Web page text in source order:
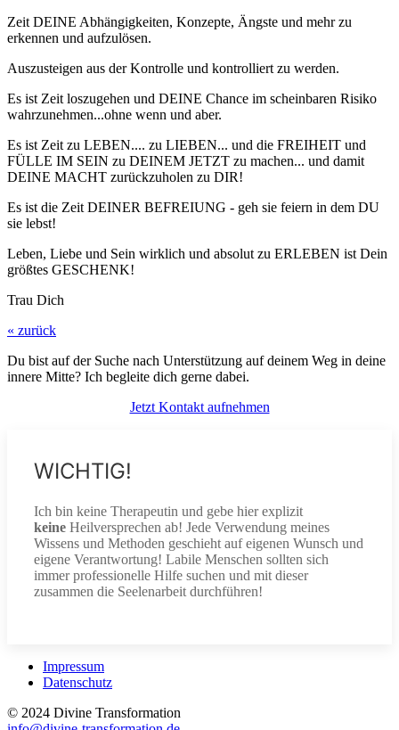
Zeit DEINE Abhängigkeiten, Konzepte, Ängste und mehr zu
erkennen und aufzulösen.
Auszusteigen aus der Kontrolle und kontrolliert zu werden.
Es ist Zeit loszugehen und DEINE Chance im scheinbaren Risiko
wahrzunehmen...ohne wenn und aber.
Es ist Zeit zu LEBEN.... zu LIEBEN... und die FREIHEIT und
FÜLLE IM SEIN zu DEINEM JETZT zu machen... und damit
DEINE MACHT zurückzuholen zu DIR!
Es ist die Zeit DEINER BEFREIUNG - geh sie feiern in dem DU
sie lebst!
Leben, Liebe und Sein wirklich und absolut zu ERLEBEN ist Dein
größtes GESCHENK!
Trau Dich
« zurück
Du bist auf der Suche nach Unterstützung auf deinem Weg in deine
innere Mitte? Ich begleite dich gerne dabei.
Jetzt Kontakt aufnehmen
WICHTIG!
Ich bin keine Therapeutin und gebe hier explizit
keine Heilversprechen ab! Jede Verwendung meines
Wissens und Methoden geschieht auf eigenen Wunsch und
eigene Verantwortung! Labile Menschen sollten sich
immer professionelle Hilfe suchen und mit dieser
zusammen die Seelenarbeit durchführen!
Impressum
Datenschutz
© 2024 Divine Transformation